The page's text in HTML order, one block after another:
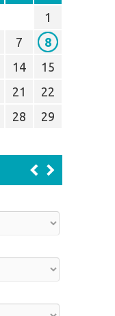
1
7
8
14
15
21
22
28
29